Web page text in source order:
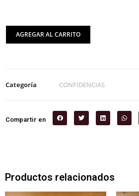
AGREGAR AL CARRITO
Categoría CONFIDENCIAS
Compartir en
Productos relacionados